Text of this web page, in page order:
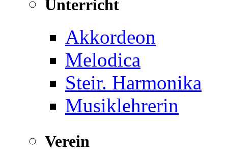
Unterricht
Akkordeon
Melodica
Steir. Harmonika
Musiklehrerin
Verein